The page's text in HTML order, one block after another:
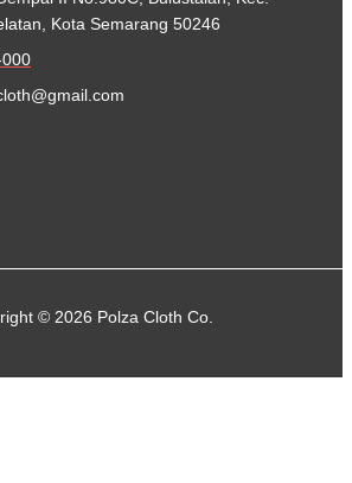
Kota Semarang 50246
© 2026 Polza Cloth Co.